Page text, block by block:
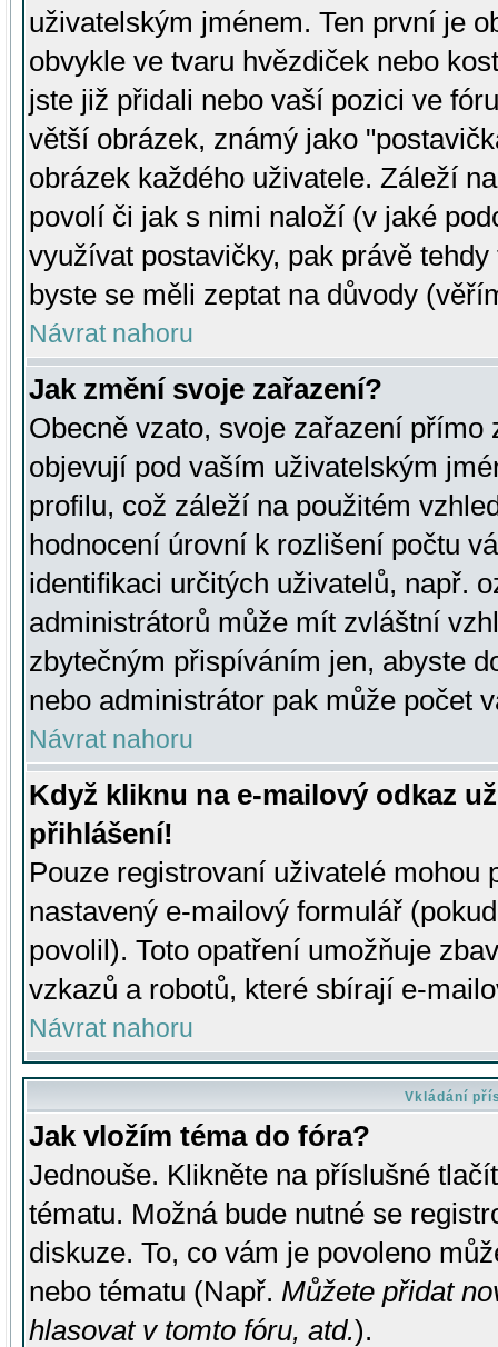
uživatelským jménem. Ten první je
obvykle ve tvaru hvězdiček nebo
jste již přidali nebo vaší pozici ve
větší obrázek, známý jako
obrázek každého uživatele. Záleží
povolí či jak s nimi naloží (v jaké
využívat postavičky, pak právě
byste se měli zeptat na důvody
Návrat nahoru
Jak změní svoje zařazení?
Obecně vzato, svoje zařazení přímo
objevují pod vaším uživatelským
profilu, což záleží na použitém
hodnocení úrovní k rozlišení počtu
identifikaci určitých uživatelů, např.
administrátorů může mít zvláštní
zbytečným přispíváním jen, abyste
nebo administrátor pak může počet
Návrat nahoru
Když kliknu na e-mailový odkaz
přihlášení!
Pouze registrovaní uživatelé mohou
nastavený e-mailový formulář
povolil). Toto opatření umožňuje
vzkazů a robotů, které sbírají e-
Návrat nahoru
Vkládání
Jak vložím téma do fóra?
Jednouše. Klikněte na příslušné
tématu. Možná bude nutné se
diskuze. To, co vám je povoleno
nebo tématu (Např. Můžete přidat
hlasovat v tomto fóru, atd.).